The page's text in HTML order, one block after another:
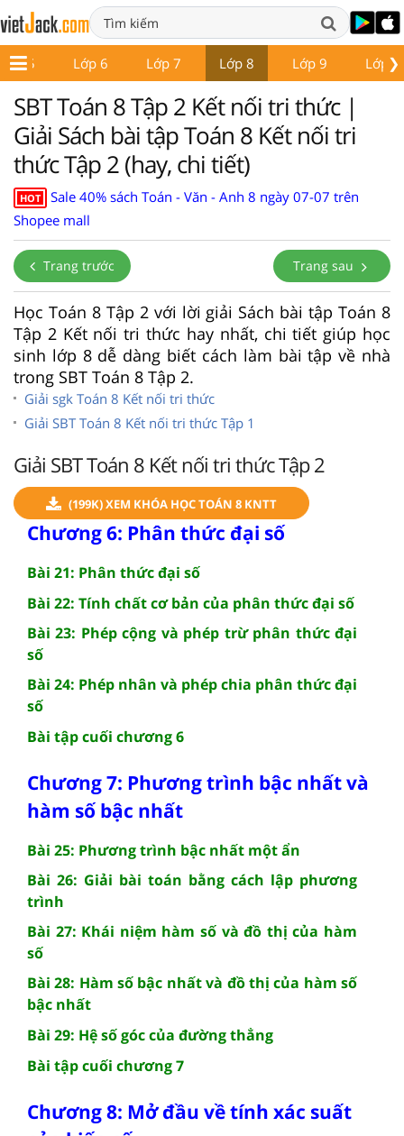
❯
Lớp 5 Lớp 6 Lớp 7 Lớp 8 Lớp 9 Lớp
SBT Toán 8 Tập 2 Kết nối tri thức |
Giải Sách bài tập Toán 8 Kết nối tri
thức Tập 2 (hay, chi tiết)
HOT
Sale 40% sách Toán - Văn - Anh 8 ngày 07-07 trên
Shopee mall
Trang trước Trang sau
Học Toán 8 Tập 2 với lời giải Sách bài tập Toán 8
Tập 2 Kết nối tri thức hay nhất, chi tiết giúp học
sinh lớp 8 dễ dàng biết cách làm bài tập về nhà
trong SBT Toán 8 Tập 2.
Giải sgk Toán 8 Kết nối tri thức
Giải SBT Toán 8 Kết nối tri thức Tập 1
Giải SBT Toán 8 Kết nối tri thức Tập 2
(199K) XEM KHÓA HỌC TOÁN 8 KNTT
Chương 6: Phân thức đại số
Bài 21: Phân thức đại số
Bài 22: Tính chất cơ bản của phân thức đại số
Bài 23: Phép cộng và phép trừ phân thức đại
số
Bài 24: Phép nhân và phép chia phân thức đại
số
Bài tập cuối chương 6
Chương 7: Phương trình bậc nhất và
hàm số bậc nhất
Bài 25: Phương trình bậc nhất một ẩn
Bài 26: Giải bài toán bằng cách lập phương
trình
Bài 27: Khái niệm hàm số và đồ thị của hàm
số
Bài 28: Hàm số bậc nhất và đồ thị của hàm số
bậc nhất
Bài 29: Hệ số góc của đường thẳng
Bài tập cuối chương 7
Chương 8: Mở đầu về tính xác suất